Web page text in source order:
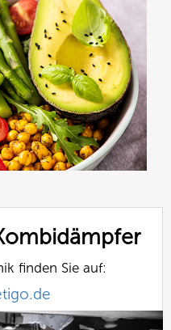
finden Sie auf: